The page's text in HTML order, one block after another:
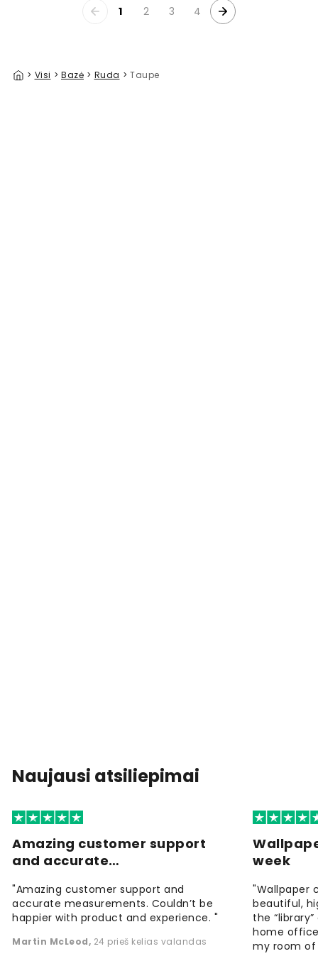
1 2 3 4
> Visi > Bazė > Ruda > Taupe
Naujausi atsiliepimai
Amazing customer support
and accurate…
"Amazing customer support and
accurate measurements. Couldn’t be
happier with product and experience. "
Martin McLeod, 24 prieš kelias valandas
week
"Wallpaper
beautiful,
the
home
my room of